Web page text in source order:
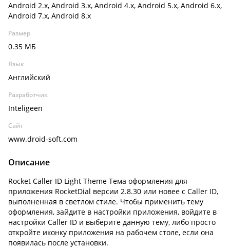
Android 2.x, Android 3.x, Android 4.x, Android 5.x, Android 6.x,
Android 7.x, Android 8.x
Размер
0.35 МБ
Язык
Английский
Разработчик
Inteligeen
Сайт
www.droid-soft.com
Описание
Rocket Caller ID Light Theme Тема оформления для
приложения RocketDial версии 2.8.30 или новее с Caller ID,
выполненная в светлом стиле. Чтобы применить тему
оформления, зайдите в настройки приложения, войдите в
настройки Caller ID и выберите данную тему, либо просто
откройте иконку приложения на рабочем столе, если она
появилась после установки.